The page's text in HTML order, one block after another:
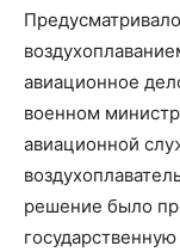
авиационное
военном
авиационной
решение было